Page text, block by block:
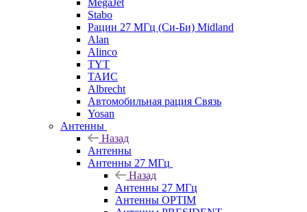
MegaJet
Stabo
Рации 27 МГц (Си-Би) Midland
Alan
Alinco
TYT
ТАИС
Albrecht
Автомобильная рация Связь
Yosan
Антенны
Назад
Антенны
Антенны 27 МГц
Назад
Антенны 27 МГц
Антенны OPTIM